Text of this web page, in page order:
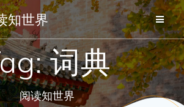
Skip
to
content
知世界
词典
阅读知世界